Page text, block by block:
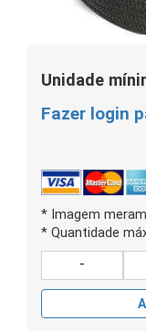
Unidade
Fazer login
* Imagem
* Quantidade
-